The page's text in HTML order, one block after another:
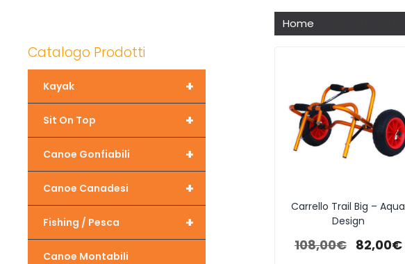
Home
Carrello Trail Big – Aqua
Design
108,00€ 82,00€
Catalogo Prodotti
+
Kayak
+
Sit On Top
+
Canoe Gonfiabili
+
Canoe Canadesi
+
Fishing / Pesca
Canoe Montabili